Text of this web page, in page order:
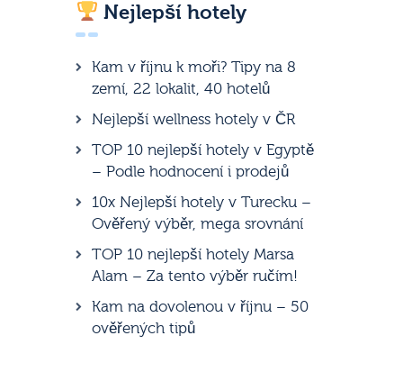
Nejlepší hotely
Kam v říjnu k moři? Tipy na 8
zemí, 22 lokalit, 40 hotelů
Nejlepší wellness hotely v ČR
TOP 10 nejlepší hotely v Egyptě
– Podle hodnocení i prodejů
10x Nejlepší hotely v Turecku –
Ověřený výběr, mega srovnání
TOP 10 nejlepší hotely Marsa
Alam – Za tento výběr ručím!
Kam na dovolenou v říjnu – 50
ověřených tipů